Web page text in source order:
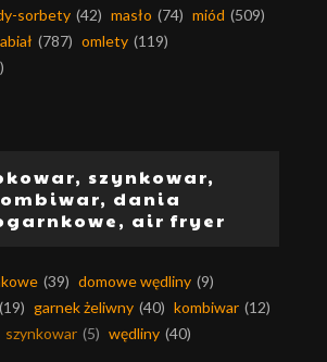
sorbety (42) masło (74) miód (509)
(787) omlety (119)
szynkowar,
dania
air fryer
(39) domowe wędliny (9)
(19) garnek żeliwny (40) kombiwar (12)
szynkowar (5) wędliny (40)